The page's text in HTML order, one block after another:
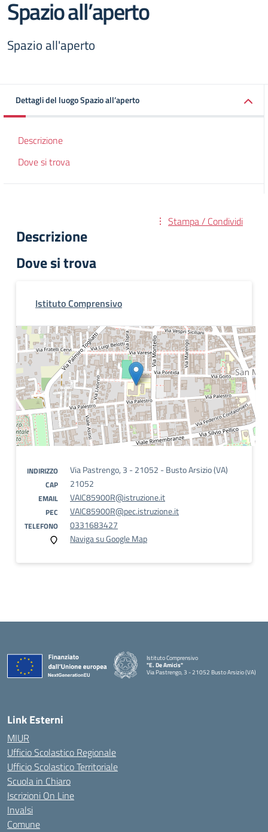
Spazio all’aperto
Spazio all'aperto
Dettagli del luogo Spazio all’aperto
Descrizione
Dove si trova
Stampa / Condividi
Descrizione
Dove si trova
Istituto Comprensivo
INDIRIZZO Via Pastrengo, 3 - 21052 - Busto Arsizio (VA)
CAP 21052
EMAIL VAIC85900R@istruzione.it
PEC VAIC85900R@pec.istruzione.it
TELEFONO
0331683427
Naviga su Google Map
Istituto Comprensivo
"E. De Amicis"
Via Pastrengo, 3 - 21052 Busto Arsizio (VA)
Link Esterni
MIUR
Ufficio Scolastico Regionale
Ufficio Scolastico Territoriale
Scuola in Chiaro
Iscrizioni On Line
Invalsi
Comune